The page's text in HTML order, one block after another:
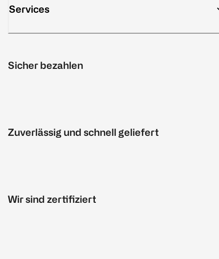
Services
Sicher bezahlen
Zuverlässig und schnell geliefert
Wir sind zertifiziert